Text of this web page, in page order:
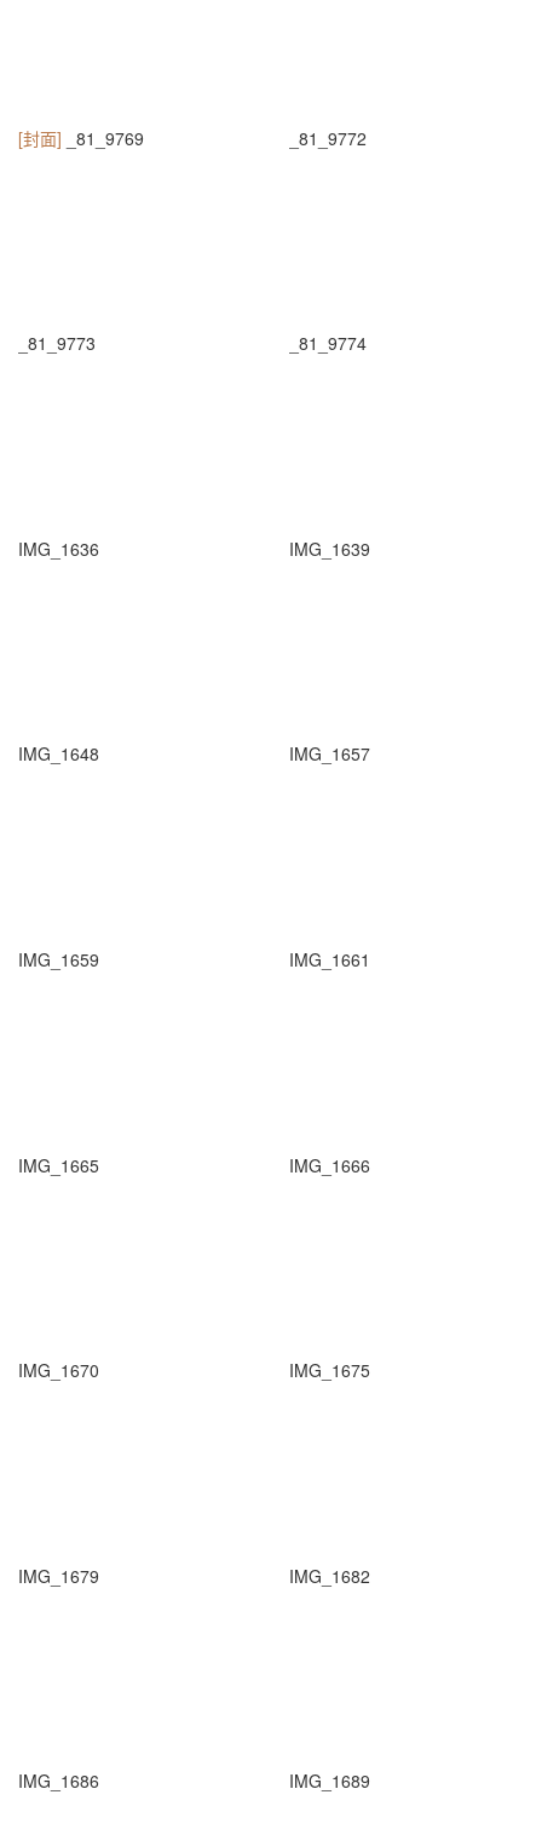
[封面] _81_9769 _81_9772
_81_9773 _81_9774
IMG_1636 IMG_1639
IMG_1648 IMG_1657
IMG_1659 IMG_1661
IMG_1665 IMG_1666
IMG_1670 IMG_1675
IMG_1679 IMG_1682
IMG_1686 IMG_1689